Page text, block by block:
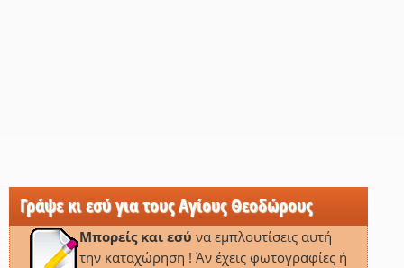
Γράψε κι εσύ για τους Αγίους Θεοδώρους
Μπορείς και εσύ να εμπλουτίσεις αυτή
την καταχώρηση ! Άν έχεις φωτογραφίες ή